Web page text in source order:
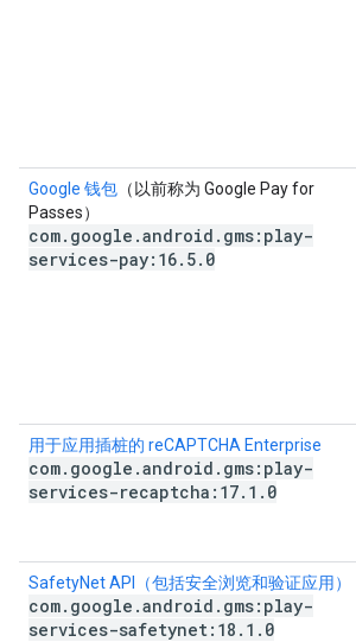
Google 钱包 （以前称为 Google Pay for
Passes）
com. google .android . gms:play-
services-pay:16. 5. 0
用于应用插桩的 reCAPTCHA Enterprise
com. google .android . gms:play-
services-recaptcha:17. 1 . 0
SafetyNet API（包括安全浏览和验证应用）
com. google .android . gms:play-
services-safetynet:18 . 1 . 0